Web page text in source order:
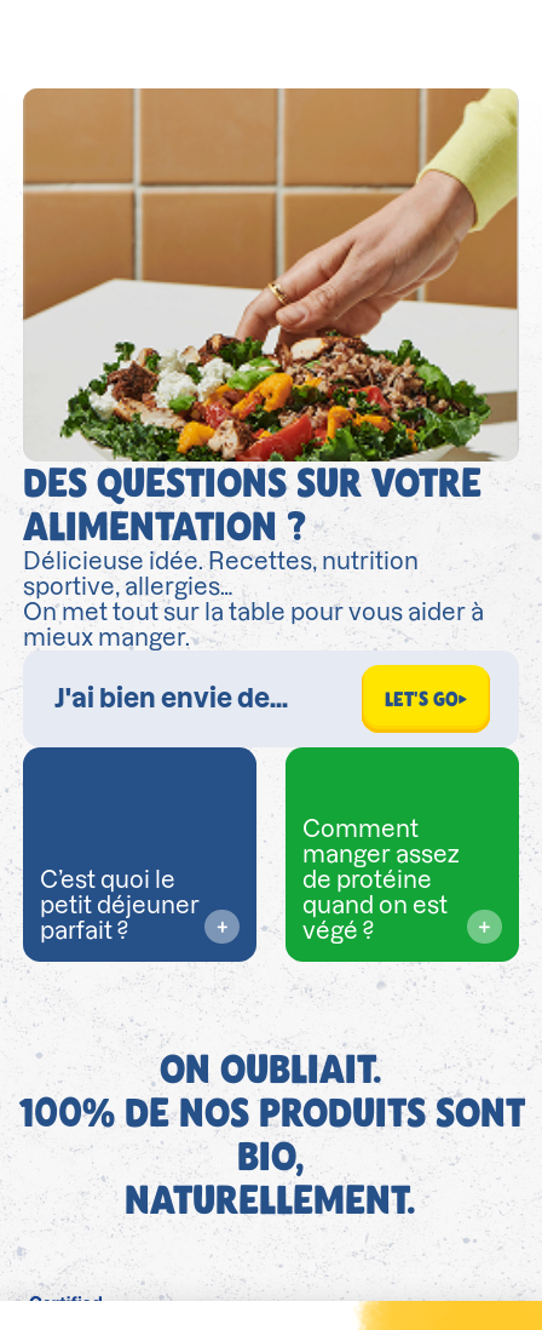
DES QUESTIONS SUR VOTRE
ALIMENTATION ?
Délicieuse idée. Recettes, nutrition
sportive, allergies…
On met tout sur la table pour vous aider à
mieux manger.
LET'S GO
C’est quoi le
petit déjeuner
parfait ?
Comment
manger assez
de protéine
quand on est
végé ?
ON OUBLIAIT.
100% DE NOS PRODUITS SONT
BIO,
NATURELLEMENT.